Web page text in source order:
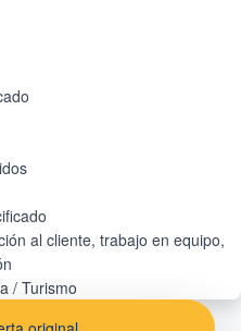
al cliente, trabajo en equipo,